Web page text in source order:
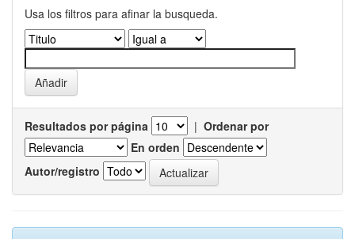
Usa los filtros para afinar la busqueda.
Resultados por página | Ordenar por
En orden
Autor/registro